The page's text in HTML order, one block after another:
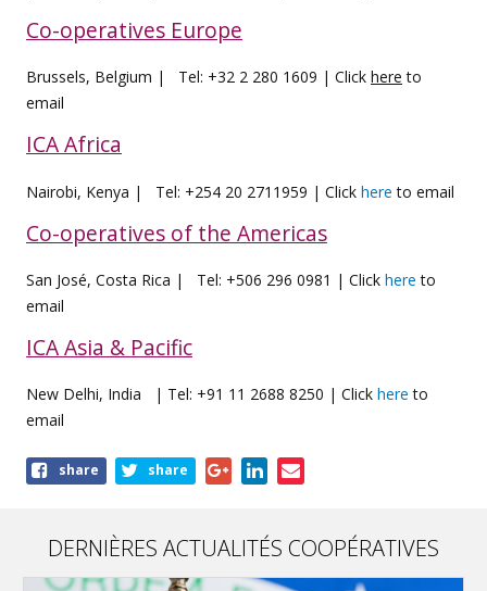
Co-operatives Europe
Brussels, Belgium | Tel: +32 2 280 1609 | Click here to
email
ICA Africa
Nairobi, Kenya | Tel: +254 20 2711959 | Click here to email
Co-operatives of the Americas
San José, Costa Rica | Tel: +506 296 0981 | Click here to
email
ICA Asia & Pacific
New Delhi, India | Tel: +91 11 2688 8250 | Click here to
email
Shareshare share
DERNIÈRES ACTUALITÉS COOPÉRATIVES